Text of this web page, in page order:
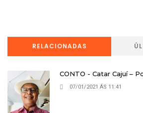
RELACIONADAS
CONTO - Catar Cajuí –
07/01/2021 ÁS 11:41